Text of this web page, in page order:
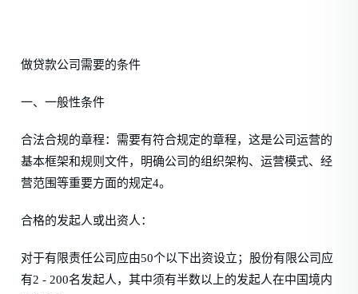
做贷款公司需要的条件
一、一般性条件
合法合规的章程：需要有符合规定的章程，这是公司运营的
基本框架和规则文件，明确公司的组织架构、运营模式、经
营范围等重要方面的规定4。
合格的发起人或出资人：
对于有限责任公司应由50个以下出资设立；股份有限公司应
有2 - 200名发起人，其中须有半数以上的发起人在中国境内